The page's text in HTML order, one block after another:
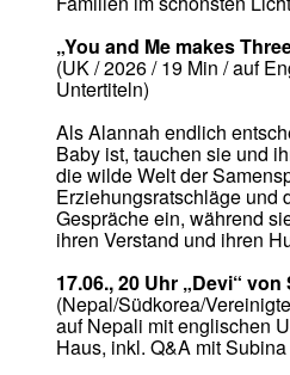
„You and Me makes
(UK / 2026 / 19 Min / auf
Untertiteln)
Als Alannah endlich
Baby ist, tauchen sie und
die wilde Welt der
Erziehungsratschläge und
Gespräche ein, während
ihren Verstand und ihren
17.06., 20 Uhr „Devi“
(Nepal/Südkorea/
auf Nepali mit englischen
Haus, inkl. Q&A mit